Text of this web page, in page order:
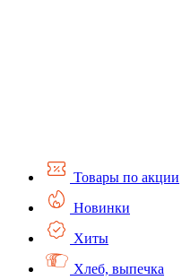
Товары по акции
Новинки
Хиты
Хлеб, выпечка